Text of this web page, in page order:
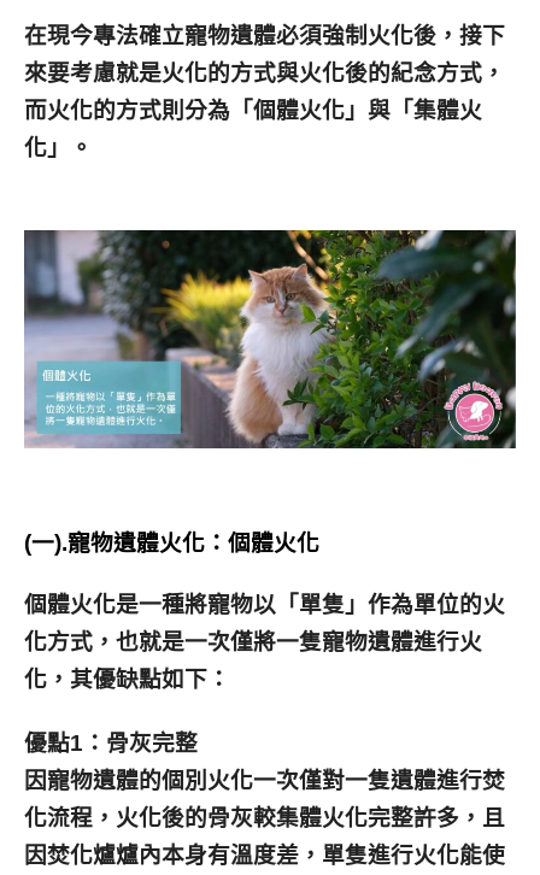
在現今專法確立寵物遺體必須強制火化後，接下
來要考慮就是火化的方式與火化後的紀念方式，
而火化的方式則分為「個體火化」與「集體火
化」。
(一).寵物遺體火化： 個體火化
個體火化是一種將寵物以「單隻」作為單位的火
化方式，也就是一次僅將一隻寵物遺體進行火
化，其優缺點如下：
優點1：骨灰完整
因寵物遺體的個別火化一次僅對一隻遺體進行焚
化流程，火化後的骨灰較集體火化完整許多，且
因焚化爐爐內本身有溫度差，單隻進行火化能使